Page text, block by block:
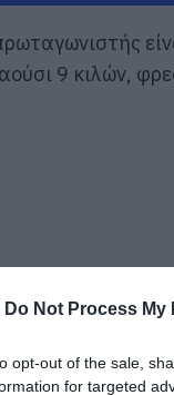
Do Not Process
opt-out of the sale,
for targeted
9 κιλών,